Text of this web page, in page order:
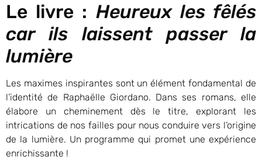
Le livre : Heureux les fêlés
car ils laissent passer la
lumière
Les maximes inspirantes sont un élément fondamental de
l’identité de Raphaëlle Giordano. Dans ses romans, elle
élabore un cheminement dès le titre, explorant les
intrications de nos failles pour nous conduire vers l’origine
de la lumière. Un programme qui promet une expérience
enrichissante !